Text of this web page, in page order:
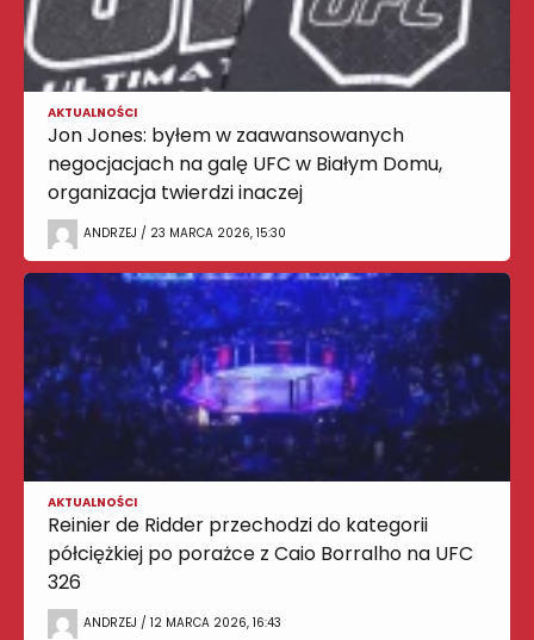
AKTUALNOŚCI
Jon Jones: byłem w zaawansowanych
negocjacjach na galę UFC w Białym Domu,
organizacja twierdzi inaczej
ANDRZEJ / 23 MARCA 2026, 15:30
AKTUALNOŚCI
Reinier de Ridder przechodzi do kategorii
półciężkiej po porażce z Caio Borralho na UFC
326
ANDRZEJ / 12 MARCA 2026, 16:43